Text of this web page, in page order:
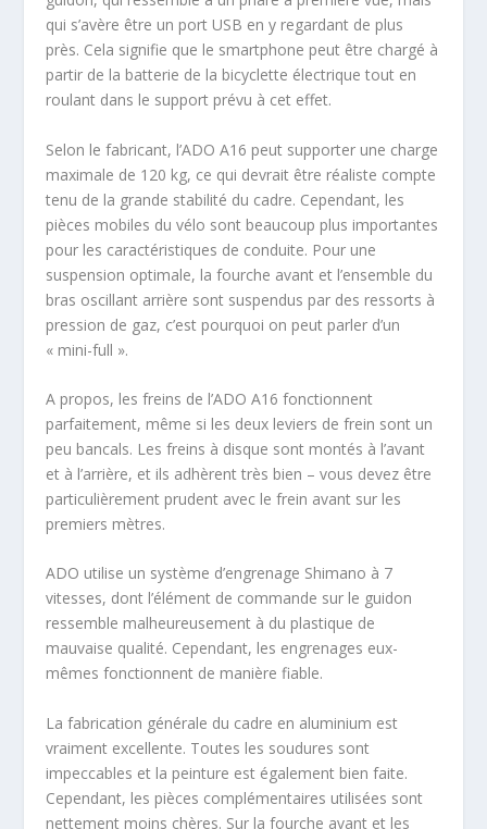
qui s’avère être un port USB en y regardant de plus
près. Cela signifie que le smartphone peut être chargé à
partir de la batterie de la bicyclette électrique tout en
roulant dans le support prévu à cet effet.
Selon le fabricant, l’ADO A16 peut supporter une charge
maximale de 120 kg, ce qui devrait être réaliste compte
tenu de la grande stabilité du cadre. Cependant, les
pièces mobiles du vélo sont beaucoup plus importantes
pour les caractéristiques de conduite. Pour une
suspension optimale, la fourche avant et l’ensemble du
bras oscillant arrière sont suspendus par des ressorts à
pression de gaz, c’est pourquoi on peut parler d’un
« mini-full ».
A propos, les freins de l’ADO A16 fonctionnent
parfaitement, même si les deux leviers de frein sont un
peu bancals. Les freins à disque sont montés à l’avant
et à l’arrière, et ils adhèrent très bien – vous devez être
particulièrement prudent avec le frein avant sur les
premiers mètres.
ADO utilise un système d’engrenage Shimano à 7
vitesses, dont l’élément de commande sur le guidon
ressemble malheureusement à du plastique de
mauvaise qualité. Cependant, les engrenages eux-
mêmes fonctionnent de manière fiable.
La fabrication générale du cadre en aluminium est
vraiment excellente. Toutes les soudures sont
impeccables et la peinture est également bien faite.
Cependant, les pièces complémentaires utilisées sont
nettement moins chères. Sur la fourche avant et les